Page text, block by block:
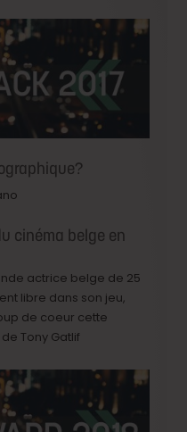
cinéma belge en
actrice belge de 25
libre dans son jeu,
de coeur cette
de Tony Gatlif